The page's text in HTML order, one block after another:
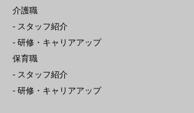
介護職
- スタッフ紹介
- 研修・キャリアアップ
保育職
- スタッフ紹介
- 研修・キャリアアップ